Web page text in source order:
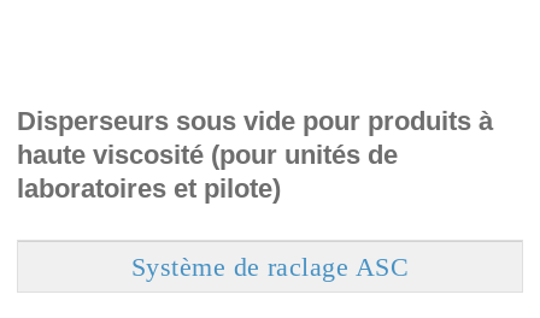
Disperseurs sous vide pour produits à
haute viscosité (pour unités de
laboratoires et pilote)
Système de raclage ASC